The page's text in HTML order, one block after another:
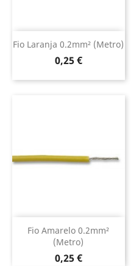
Fio Laranja 0.2mm² (metro)
Preço
0,25 €
Fio Amarelo 0.2mm²
(metro)
Preço
0,25 €